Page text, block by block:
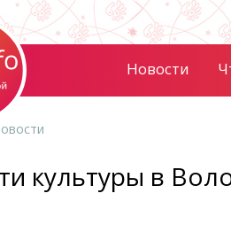
Новости
культуры в